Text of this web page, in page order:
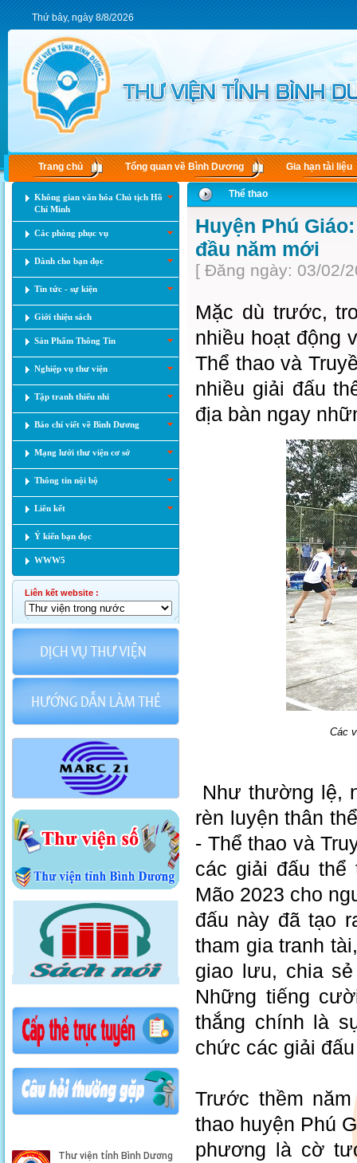
Thứ bảy, ngày 8/8/2026
Trang chủ Tổng quan về Bình Dương Gia hạn tài liệu
Không gian văn hóa Chủ tịch Hồ
Chí Minh
Các phòng phục vụ
Dành cho bạn đọc
Tin tức - sự kiện
Giới thiệu sách
Sản Phẩm Thông Tin
Nghiệp vụ thư viện
Tập tranh thiếu nhi
Báo chí viết về Bình Dương
Mạng lưới thư viện cơ sở
Thông tin nội bộ
Liên kết
Ý kiến bạn đọc
WWW5
Liên kết website :
Thể thao
Huyện Phú
đầu năm mới
[ Đăng ngày: 03/02/
Mặc dù trước,
nhiều hoạt động
Thể thao và
nhiều giải đấu
địa bàn ngay
Các
Như thường lệ,
rèn luyện thân
- Thể thao và
các giải đấu thể
Mão 2023 cho
đấu này đã tạo
tham gia tranh
giao lưu, chia
Những tiếng
thắng chính là
chức các giải
Trước thềm
thao huyện Phú
phương là cờ